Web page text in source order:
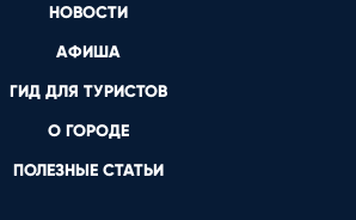
НОВОСТИ
АФИША
ГИД ДЛЯ ТУРИСТОВ
О ГОРОДЕ
ПОЛЕЗНЫЕ СТАТЬИ